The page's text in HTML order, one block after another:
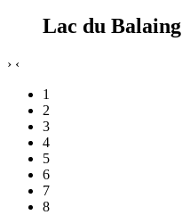
Lac du Balaing
› ‹
1
2
3
4
5
6
7
8